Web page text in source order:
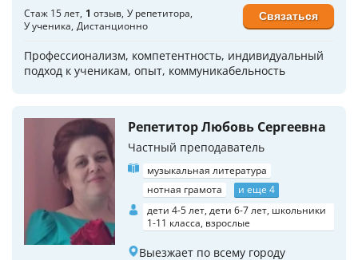
Стаж 15 лет 1 отзыв У репетитора
У ученика Дистанционно
Профессионализм, компетентность, индивидуальный
подход к ученикам, опыт, коммуникабельность
Связаться
Репетитор Любовь Сергеевна
Частный преподаватель
музыкальная литература
нотная грамота
и еще 4
дети 4-5 лет, дети 6-7 лет, школьники
1-11 класса, взрослые
Выезжает по всему городу